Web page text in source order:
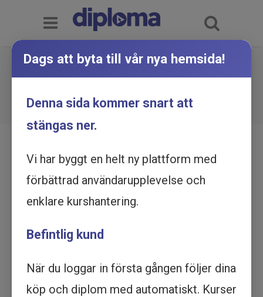
Lager och logistik - Grundkurs - Utbildning online
Köp - 2 395 kr
Dags att byta till vår nya hemsida!
Denna sida kommer snart att
stängas ner.
Vi har byggt en helt ny plattform med
förbättrad användarupplevelse och
enklare kurshantering.
Befintlig kund
När du loggar in första gången följer dina
köp och diplom med automatiskt. Kurser